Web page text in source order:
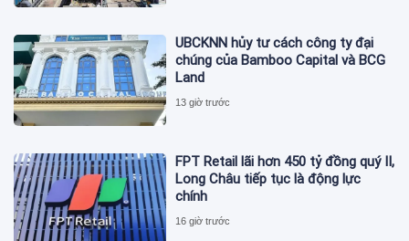
UBCKNN hủy tư cách công ty đại
chúng của Bamboo Capital và BCG
Land
13 giờ trước
FPT Retail lãi hơn 450 tỷ đồng quý II,
Long Châu tiếp tục là động lực
chính
16 giờ trước